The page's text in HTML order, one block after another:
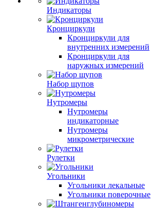
Индикаторы
Кронциркули
Кронциркули для
внутренних измерений
Кронциркули для
наружных измерений
Набор щупов
Нутромеры
Нутромеры
индикаторные
Нутромеры
микрометрические
Рулетки
Угольники
Угольники лекальные
Угольники поверочные